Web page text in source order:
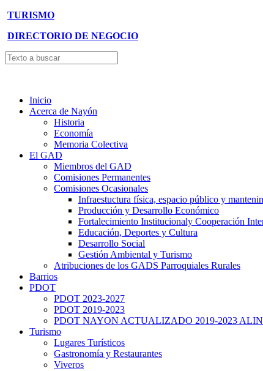
TURISMO
DIRECTORIO DE NEGOCIO
Inicio
Acerca de Nayón
Historia
Economía
Memoria Colectiva
El GAD
Miembros del GAD
Comisiones Permanentes
Comisiones Ocasionales
Infraestuctura física, espacio público y
Producción y Desarrollo Económico
Fortalecimiento Institucionaly Cooperación
Educación, Deportes y Cultura
Desarrollo Social
Gestión Ambiental y Turismo
Atribuciones de los GADS Parroquiales Rurales
Barrios
PDOT
PDOT 2023-2027
PDOT 2019-2023
PDOT NAYON ACTUALIZADO 2019-2023
Turismo
Lugares Turísticos
Gastronomía y Restaurantes
Viveros